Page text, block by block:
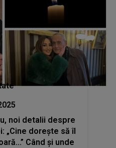
noi detalii despre
„Cine dorește să îl
Când și unde